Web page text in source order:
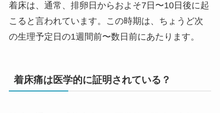
着床は、通常、排卵日からおよそ7日〜10日後に起
こると言われています。この時期は、ちょうど次
の生理予定日の1週間前〜数日前にあたります。
着床痛は医学的に証明されている？